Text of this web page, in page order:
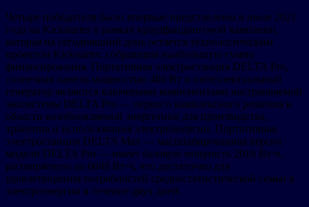
Четыре победителя были впервые представлены в июле 2021
года на Kickstarter в рамках краудфандинговой кампании,
которая на сегодняшний день остается технологическим
проектом Kickstarter, собравшим наибольшую сумму
финансирования. Портативная электростанция DELTA Pro,
солнечная панель мощностью 400 Вт и интеллектуальный
генератор являются ключевыми компонентами настраиваемой
экосистемы DELTA Pro — первого комплексного решения в
области возобновляемой энергетики для производства,
хранения и использования электроэнергии. Портативная
электростанция DELTA Max — масштабированная версия
модели DELTA Pro — имеет базовую мощность 2016 Вт·ч,
расширяемую до 6048 Вт·ч, что достаточно для
удовлетворения потребностей среднестатистической семьи в
электроэнергии в течение двух дней.